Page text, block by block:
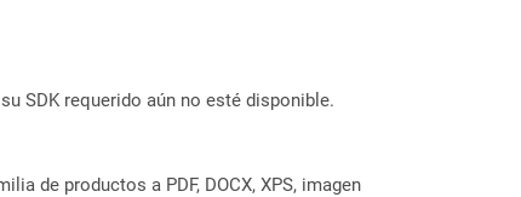
SDK requerido aún no esté disponible.
de productos a PDF, DOCX, XPS, imagen